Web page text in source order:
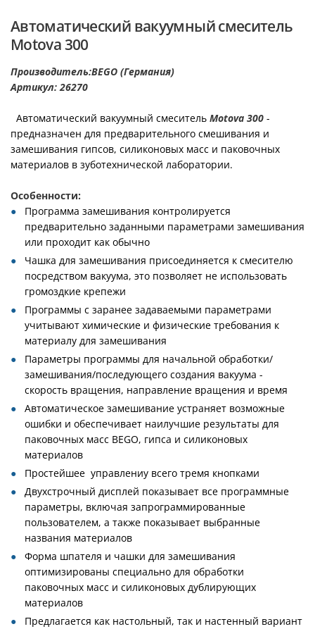
Автоматический вакуумный смеситель
Motova 300
Производитель:BEGO (Германия)
Артикул: 26270
Автоматический вакуумный смеситель Motova 300 -
предназначен для предварительного смешивания и
замешивания гипсов, силиконовых масс и паковочных
материалов в зуботехнической лаборатории.
Особенности:
Программа замешивания контролируется
предварительно заданными параметрами замешивания
или проходит как обычно
Чашка для замешивания присоединяется к смесителю
посредством вакуума, это позволяет не использовать
громоздкие крепежи
Программы с заранее задаваемыми параметрами
учитывают химические и физические требования к
материалу для замешивания
Параметры программы для начальной обработки/
замешивания/последующего создания вакуума -
скорость вращения, направление вращения и время
Автоматическое замешивание устраняет возможные
ошибки и обеспечивает наилучшие результаты для
паковочных масс BEGO, гипса и силиконовых
материалов
Простейшее управлениу всего тремя кнопками
Двухстрочный дисплей показывает все программные
параметры, включая запрограммированные
пользователем, а также показывает выбранные
названия материалов
Форма шпателя и чашки для замешивания
оптимизированы специально для обработки
паковочных масс и силиконовых дублирующих
материалов
Предлагается как настольный, так и настенный вариант